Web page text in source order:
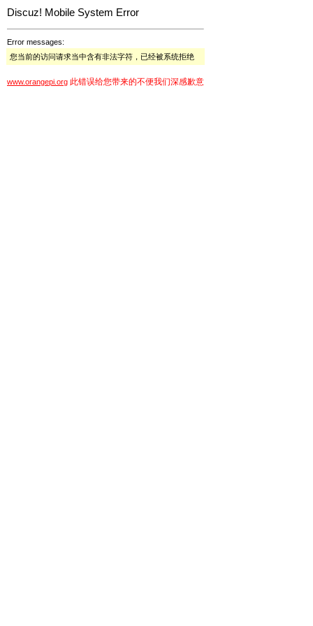
Discuz! Mobile System Error
Error messages:
您当前的访问请求当中含有非法字符，已经被系统拒绝
www.orangepi.org 此错误给您带来的不便我们深感歉意